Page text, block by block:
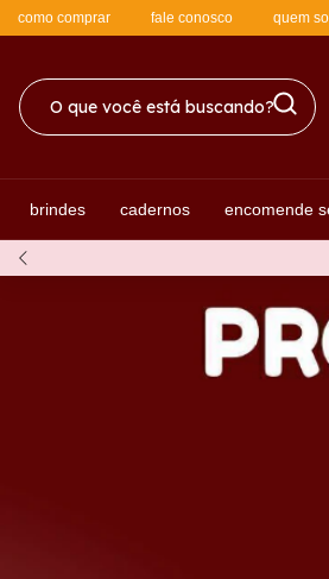
como comprar fale conosco quem
brindes cadernos encomende